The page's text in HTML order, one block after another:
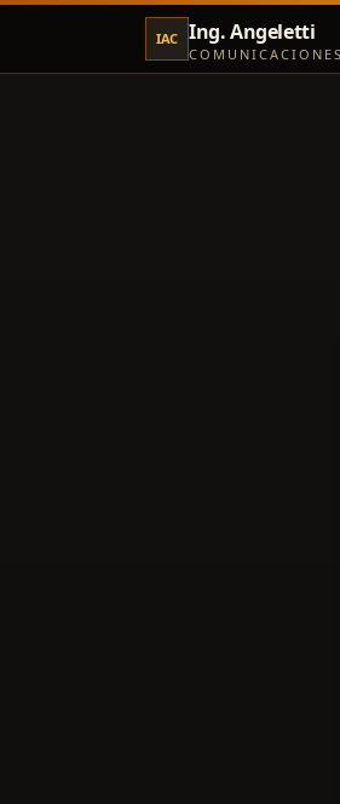
IAC Ing. Angeletti